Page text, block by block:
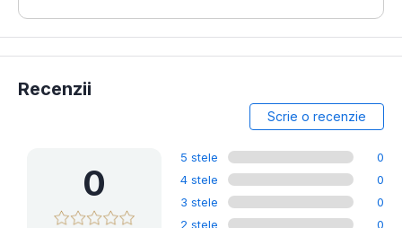
Recenzii
Scrie o recenzie
0
5 stele
0
4 stele
0
3 stele
0
2 stele
0